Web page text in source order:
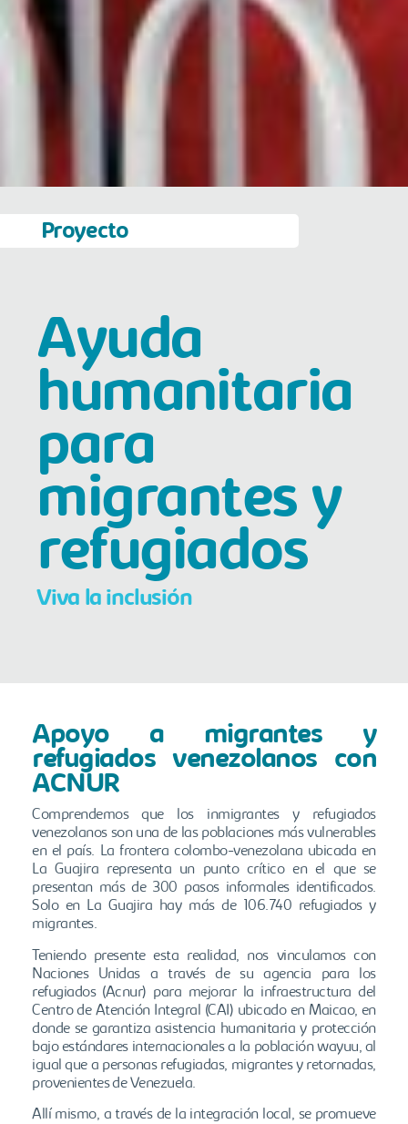
Proyecto
Ayuda
humanitaria
para
migrantes y
refugiados
Viva la inclusión
Apoyo a migrantes y
refugiados venezolanos con
ACNUR
Comprendemos que los inmigrantes y refugiados
venezolanos son una de las poblaciones más vulnerables
en el país. La frontera colombo-venezolana ubicada en
La Guajira representa un punto crítico en el que se
presentan más de 300 pasos informales identificados.
Solo en La Guajira hay más de 106.740 refugiados y
migrantes.
Teniendo presente esta realidad, nos vinculamos con
Naciones Unidas a través de su agencia para los
refugiados (Acnur) para mejorar la infraestructura del
Centro de Atención Integral (CAI) ubicado en Maicao, en
donde se garantiza asistencia humanitaria y protección
bajo estándares internacionales a la población wayuu, al
igual que a personas refugiadas, migrantes y retornadas,
provenientes de Venezuela.
Allí mismo, a través de la integración local, se promueve